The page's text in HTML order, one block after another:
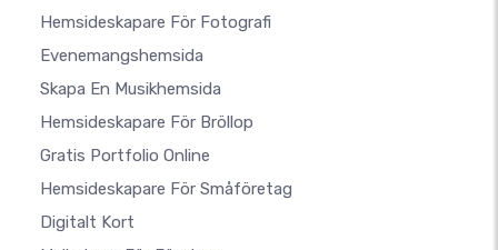
Hemsideskapare För Fotografi
Evenemangshemsida
Skapa En Musikhemsida
Hemsideskapare För Bröllop
Gratis Portfolio Online
Hemsideskapare För Småföretag
Digitalt Kort